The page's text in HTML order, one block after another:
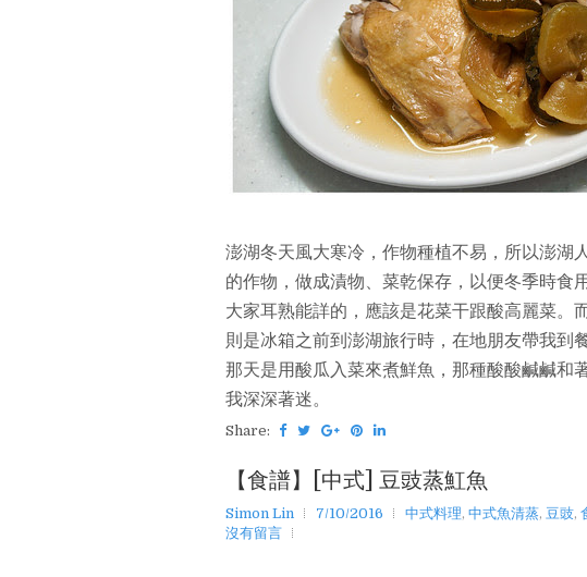
澎湖冬天風大寒冷，作物種植不易，所以澎湖
的作物，做成漬物、菜乾保存，以便冬季時食
大家耳熟能詳的，應該是花菜干跟酸高麗菜。
則是冰箱之前到澎湖旅行時，在地朋友帶我到
那天是用酸瓜入菜來煮鮮魚，那種酸酸鹹鹹和
我深深著迷。
Share:
【食譜】[中式] 豆豉蒸魟魚
Simon Lin 7/10/2016 中式料理, 中式魚清蒸, 豆豉,
沒有留言